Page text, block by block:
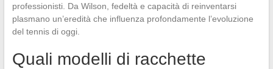
professionisti. Da Wilson, fedeltà e capacità di reinventarsi
plasmano un’eredità che influenza profondamente l’evoluzione
del tennis di oggi.
Quali modelli di racchette